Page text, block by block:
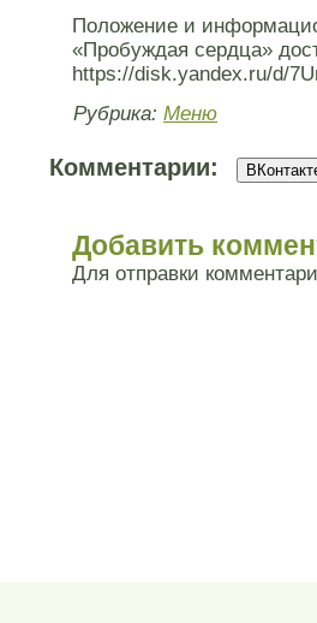
Положение и
«Пробуждая сердца»
https://disk.yandex.ru/d/
Рубрика: Меню
Комментарии:
Добавить
Для отправки